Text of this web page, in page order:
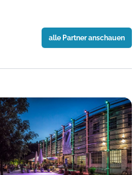
alle Partner anschauen